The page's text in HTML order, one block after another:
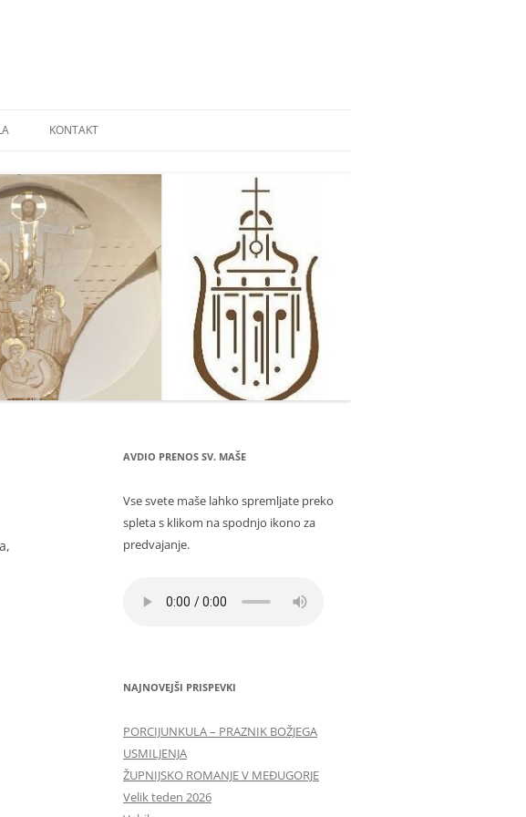
KONTAKT
AVDIO PRENOS SV. MAŠE
Vse svete maše lahko spremljate preko
spleta s klikom na spodnjo ikono za
predvajanje.
NAJNOVEJŠI PRISPEVKI
PORCIJUNKULA – PRAZNIK BOŽJEGA
USMILJENJA
ŽUPNIJSKO ROMANJE V MEĐUGORJE
Velik teden 2026